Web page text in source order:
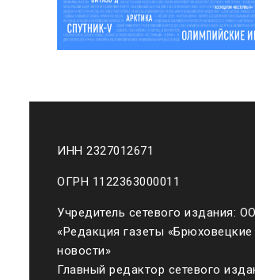
ИНН 2327012671
ОГРН 1122363000011
Учредитель сетевого издания:
«Редакция газеты «Брюховецкие
новости»
Главный редактор сетевого